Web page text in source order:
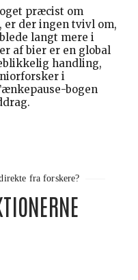
præcist om
der ingen tvivl om,
langt mere i
af bier er en global
handling,
i
bogen
fra forskere?